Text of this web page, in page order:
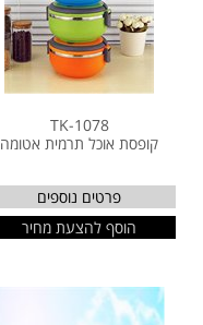
TK-1078
קופסת אוכל תרמית אטומה
פרטים נוספים
הוסף להצעת מחיר